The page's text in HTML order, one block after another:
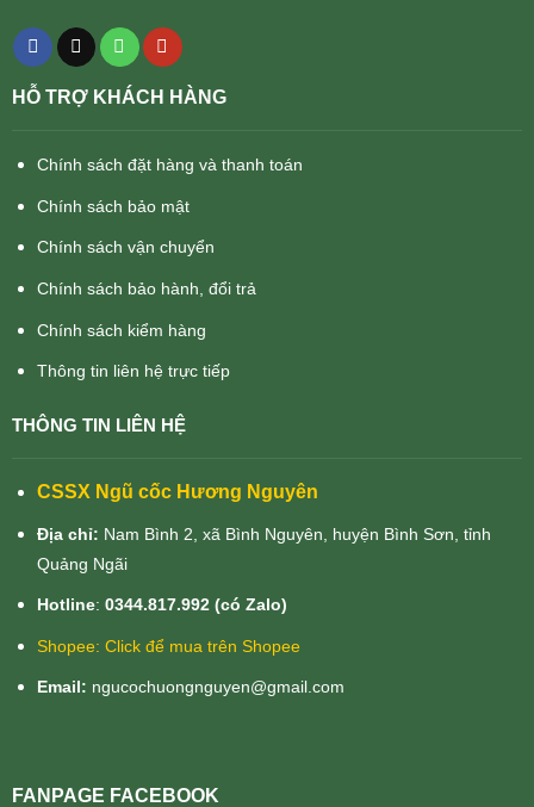
HỖ TRỢ KHÁCH HÀNG
Chính sách đặt hàng và thanh toán
Chính sách bảo mật
Chính sách vận chuyển
Chính sách bảo hành, đổi trả
Chính sách kiểm hàng
Thông tin liên hệ trực tiếp
THÔNG TIN LIÊN HỆ
CSSX Ngũ cốc Hương Nguyên
Địa chỉ: Nam Bình 2, xã Bình Nguyên, huyện Bình Sơn, tỉnh
Quảng Ngãi
Hotline: 0344.817.992 (có Zalo)
Shopee: Click để mua trên Shopee
Email: ngucochuongnguyen@gmail.com
FANPAGE FACEBOOK